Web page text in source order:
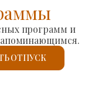
программ и
ОТПУСК
Ласло